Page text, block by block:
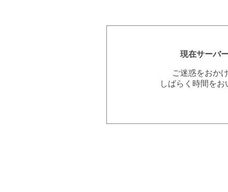
現在サーバ
ご迷惑をおか
しばらく時間を